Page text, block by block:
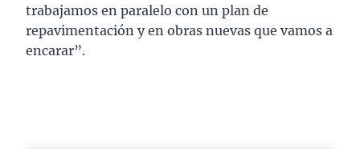
trabajamos en paralelo con un plan de
repavimentación y en obras nuevas que vamos a
encarar”.